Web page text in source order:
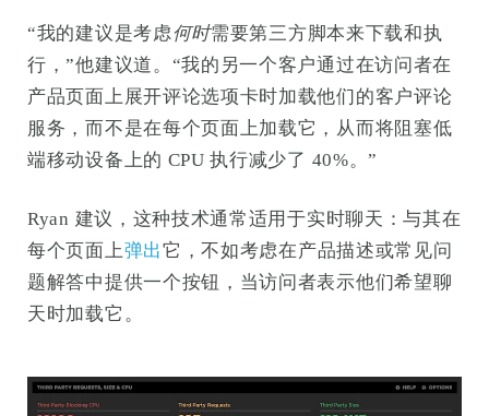
“我的建议是考虑何时需要第三方脚本来下载和执
行，”他建议道。“我的另一个客户通过在访问者在
产品页面上展开评论选项卡时加载他们的客户评论
服务，而不是在每个页面上加载它，从而将阻塞低
端移动设备上的 CPU 执行减少了 40%。”
Ryan 建议，这种技术通常适用于实时聊天：与其在
每个页面上弹出它，不如考虑在产品描述或常见问
题解答中提供一个按钮，当访问者表示他们希望聊
天时加载它。